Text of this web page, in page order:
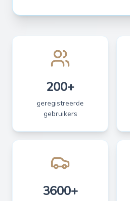
200+
geregistreerde
gebruikers
3600+